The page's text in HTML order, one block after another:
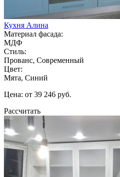
Кухня Алина
Материал фасада:
МДФ
Стиль:
Прованс, Современный
Цвет:
Мята, Синий
Цена: от 39 246 руб.
Рассчитать